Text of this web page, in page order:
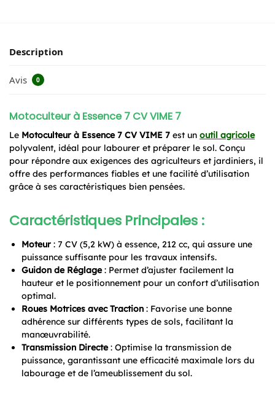
Description
Avis 0
Motoculteur à Essence 7 CV VIME 7
Le Motoculteur à Essence 7 CV VIME 7 est un outil agricole
polyvalent, idéal pour labourer et préparer le sol. Conçu
pour répondre aux exigences des agriculteurs et jardiniers, il
offre des performances fiables et une facilité d’utilisation
grâce à ses caractéristiques bien pensées.
Caractéristiques Principales :
Moteur : 7 CV (5,2 kW) à essence, 212 cc, qui assure une
puissance suffisante pour les travaux intensifs.
Guidon de Réglage: Permet d’ajuster facilement la
hauteur et le positionnement pour un confort d’utilisation
optimal.
Roues Motrices avec Traction : Favorise une bonne
adhérence sur différents types de sols, facilitant la
manœuvrabilité.
Transmission Directe: Optimise la transmission de
puissance, garantissant une efficacité maximale lors du
labourage et de l’ameublissement du sol.